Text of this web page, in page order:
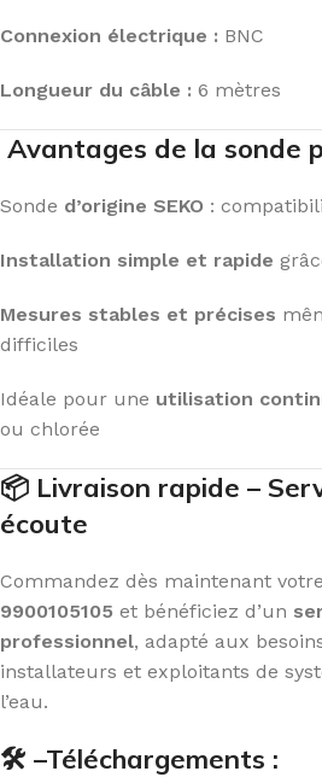
Connexion électrique : BNC
Longueur du câble : 6 mètres
Avantages de la sonde
Sonde d’origine SEKO :
Installation simple et rapide
Mesures stables et précises
difficiles
Idéale pour une utilisation
ou chlorée
📦 Livraison rapide –
écoute
Commandez dès maintenant votre
9900105105 et bénéficiez d’un
professionnel, adapté aux
installateurs et exploitants de
l’eau.
🛠️ –Téléchargements :